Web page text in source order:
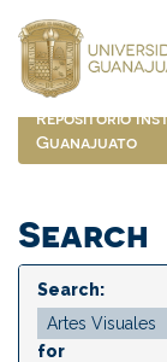
navigation
Repositorio
Guanajuato
Search
Search:
for